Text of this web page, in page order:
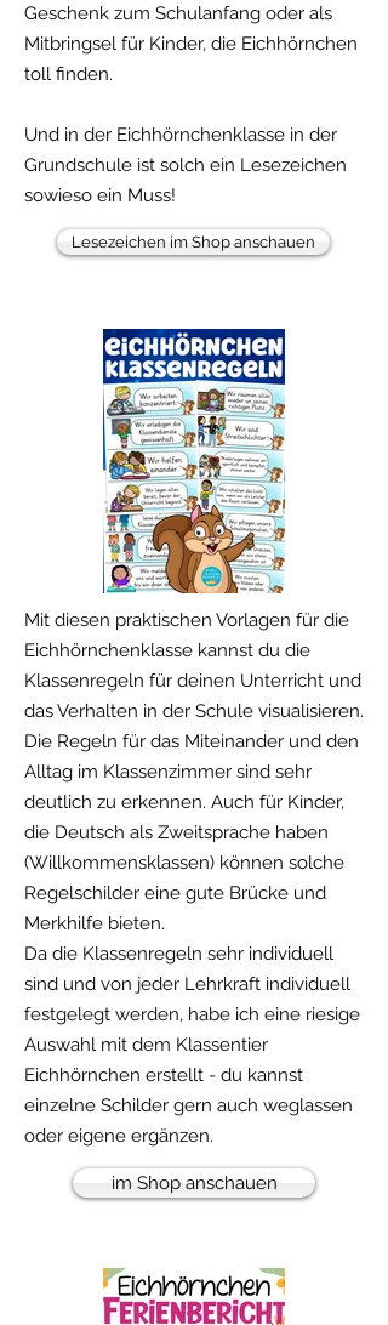
Geschenk zum Schulanfang oder als
Mitbringsel für Kinder, die Eichhörnchen
toll finden.
Und in der Eichhörnchenklasse in der
Grundschule ist solch ein Lesezeichen
sowieso ein Muss!
Lesezeichen im Shop anschauen
Mit diesen praktischen Vorlagen für die
Eichhörnchenklasse kannst du die
Klassenregeln für deinen Unterricht und
das Verhalten in der Schule visualisieren.
Die Regeln für das Miteinander und den
Alltag im Klassenzimmer sind sehr
deutlich zu erkennen. Auch für Kinder,
die Deutsch als Zweitsprache haben
(Willkommensklassen) können solche
Regelschilder eine gute Brücke und
Merkhilfe bieten.
Da die Klassenregeln sehr individuell
sind und von jeder Lehrkraft individuell
festgelegt werden, habe ich eine riesige
Auswahl mit dem Klassentier
Eichhörnchen erstellt - du kannst
einzelne Schilder gern auch weglassen
oder eigene ergänzen.
im Shop anschauen